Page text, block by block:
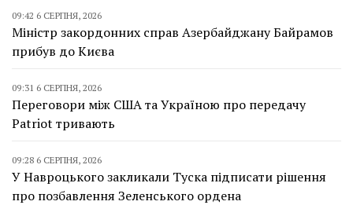
09:42 6 СЕРПНЯ, 2026
Міністр закордонних справ Азербайджану Байрамов
прибув до Києва
09:31 6 СЕРПНЯ, 2026
Переговори між США та Україною про передачу
Patriot тривають
09:28 6 СЕРПНЯ, 2026
У Навроцького закликали Туска підписати рішення
про позбавлення Зеленського ордена